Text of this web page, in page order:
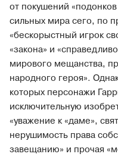
от покушений
сильных мира сего, по
«бескорыстный игрок
«закона» и
мирового мещанства,
народного героя».
которых персонажи
исключительную
«уважение к «даме»,
нерушимость права
завещанию» и прочая